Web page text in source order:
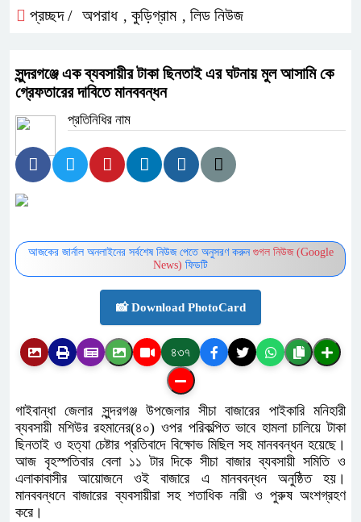
প্রচ্ছদ / অপরাধ , কুড়িগ্রাম , লিড নিউজ
সুন্দরগঞ্জে এক ব্যবসায়ীর টাকা ছিনতাই এর ঘটনায় মুল আসামি কে
গ্রেফতারের দাবিতে মানববন্ধন
প্রতিনিধির নাম
আজকের জার্নাল অনলাইনের সর্বশেষ নিউজ পেতে অনুসরণ করুন গুগল নিউজ (Google
News) ফিডটি
📸 Download PhotoCard
৪৩৭
গাইবান্ধা জেলার সুন্দরগঞ্জ উপজেলার সীচা বাজারের পাইকারি মনিহারী
ব্যবসায়ী মশিউর রহমানের(৪০) ওপর পরিকল্পিত ভাবে হামলা চালিয়ে টাকা
ছিনতাই ও হত্যা চেষ্টার প্রতিবাদে বিক্ষোভ মিছিল সহ মানববন্ধন হয়েছে।
আজ বৃহস্পতিবার বেলা ১১ টার দিকে সীচা বাজার ব্যবসায়ী সমিতি ও
এলাকাবাসীর আয়োজনে ওই বাজারে এ মানববন্ধন অনুষ্ঠিত হয়।
মানববন্ধনে বাজারের ব্যবসায়ীরা সহ শতাধিক নারী ও পুরুষ অংশগ্রহণ
করে।